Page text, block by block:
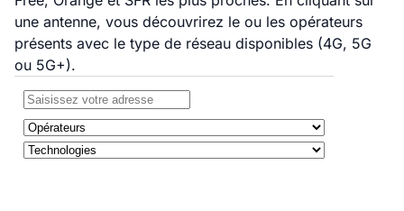
une antenne, vous découvrirez le ou les opérateurs
présents avec le type de réseau disponibles (4G, 5G
ou 5G+).